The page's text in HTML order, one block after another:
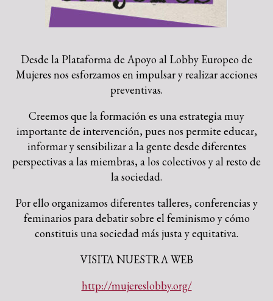
Desde la Plataforma de Apoyo al Lobby Europeo de
Mujeres nos esforzamos en impulsar y realizar acciones
preventivas.
Creemos que la formación es una estrategia muy
importante de intervención, pues nos permite educar,
informar y sensibilizar a la gente desde diferentes
perspectivas a las miembras, a los colectivos y al resto de
la sociedad.
Por ello organizamos diferentes talleres, conferencias y
feminarios para debatir sobre el feminismo y cómo
constituis una sociedad más justa y equitativa.
VISITA NUESTRA WEB
http://mujereslobby.org/